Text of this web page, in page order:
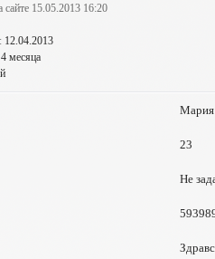
сайте 15.05.2013 16:20
12.04.2013
месяца
Мария
23
Не